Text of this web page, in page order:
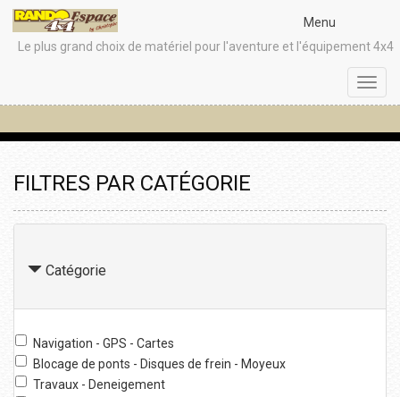
Le plus grand choix de matériel pour l'aventure et l'équipement 4x4
Menu
FILTRES PAR CATÉGORIE
Catégorie
Navigation - GPS - Cartes
Blocage de ponts - Disques de frein - Moyeux
Travaux - Deneigement